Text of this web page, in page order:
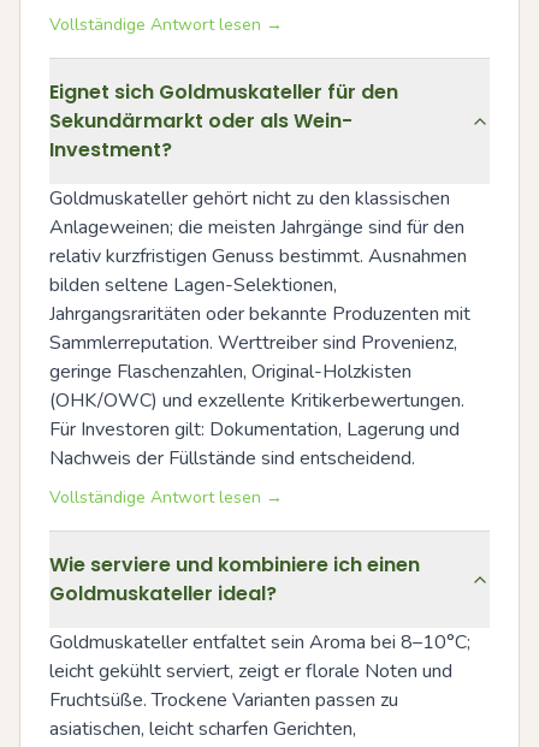
Vollständige Antwort lesen →
Eignet sich Goldmuskateller für den
Sekundärmarkt oder als Wein-
Investment?
Goldmuskateller gehört nicht zu den klassischen
Anlageweinen; die meisten Jahrgänge sind für den
relativ kurzfristigen Genuss bestimmt. Ausnahmen
bilden seltene Lagen-Selektionen,
Jahrgangsraritäten oder bekannte Produzenten mit
Sammlerreputation. Werttreiber sind Provenienz,
geringe Flaschenzahlen, Original-Holzkisten
(OHK/OWC) und exzellente Kritikerbewertungen.
Für Investoren gilt: Dokumentation, Lagerung und
Nachweis der Füllstände sind entscheidend.
Vollständige Antwort lesen →
Wie serviere und kombiniere ich einen
Goldmuskateller ideal?
Goldmuskateller entfaltet sein Aroma bei 8–10°C;
leicht gekühlt serviert, zeigt er florale Noten und
Fruchtsüße. Trockene Varianten passen zu
asiatischen, leicht scharfen Gerichten,